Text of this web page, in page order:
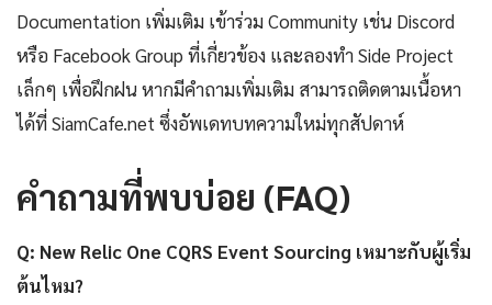
Documentation เพิ่มเติม เข้าร่วม Community เช่น Discord
หรือ Facebook Group ที่เกี่ยวข้อง และลองทำ Side Project
เล็กๆ เพื่อฝึกฝน หากมีคำถามเพิ่มเติม สามารถติดตามเนื้อหา
ได้ที่ SiamCafe.net ซึ่งอัพเดทบทความใหม่ทุกสัปดาห์
คำถามที่พบบ่อย (FAQ)
Q: New Relic One CQRS Event Sourcing เหมาะกับผู้เริ่ม
ต้นไหม?